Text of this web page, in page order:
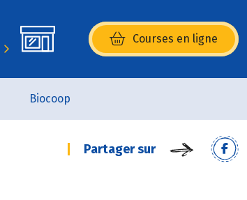
Courses en ligne
(s’ouvre dans une nouvelle
Biocoop
Partager sur